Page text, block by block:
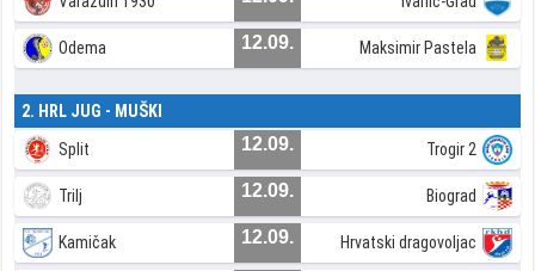
Odema 12.09. Maksimir Pastela
2. HRL JUG - MUŠKI
Split 12.09. Trogir 2
Trilj 12.09. Biograd
Kamičak 12.09. Hrvatski dragovoljac